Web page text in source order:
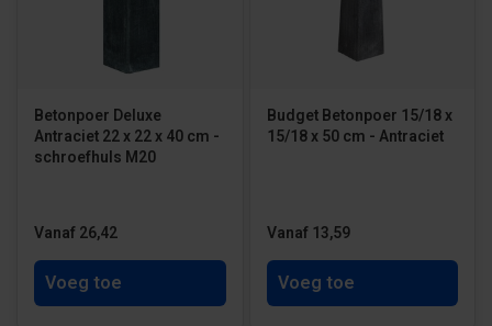
Betonpoer Deluxe
Antraciet 22 x 22 x 40 cm -
schroefhuls M20
Vanaf 26,42
Voeg toe
Budget Betonpoer 15/18 x
15/18 x 50 cm - Antraciet
Vanaf 13,59
Voeg toe